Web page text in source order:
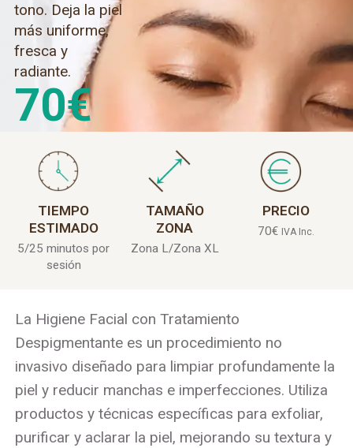
tono. Deja la piel
más uniforme,
fresca y
radiante.
70€
TIEMPO
ESTIMADO
5/25 minutos por
sesión
TAMAÑO
ZONA
Zona L/Zona XL
PRECIO
70€ IVA Inc.
La Higiene Facial con Tratamiento
Despigmentante es un procedimiento no
invasivo diseñado para limpiar profundamente la
piel y reducir manchas e imperfecciones. Utiliza
productos y técnicas específicas para exfoliar,
purificar y aclarar la piel, mejorando su textura y